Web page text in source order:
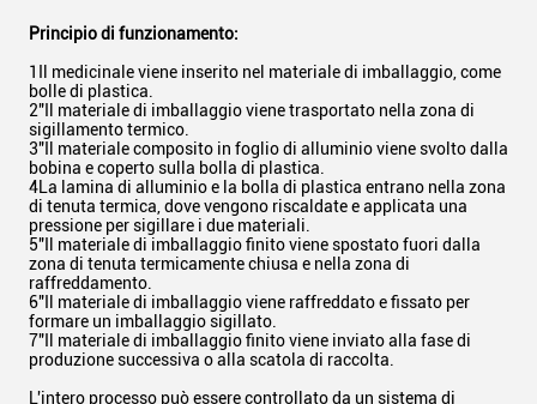
Principio di funzionamento:
1Il medicinale viene inserito nel materiale di imballaggio, come
bolle di plastica.
2"Il materiale di imballaggio viene trasportato nella zona di
sigillamento termico.
3"Il materiale composito in foglio di alluminio viene svolto dalla
bobina e coperto sulla bolla di plastica.
4La lamina di alluminio e la bolla di plastica entrano nella zona
di tenuta termica, dove vengono riscaldate e applicata una
pressione per sigillare i due materiali.
5"Il materiale di imballaggio finito viene spostato fuori dalla
zona di tenuta termicamente chiusa e nella zona di
raffreddamento.
6"Il materiale di imballaggio viene raffreddato e fissato per
formare un imballaggio sigillato.
7"Il materiale di imballaggio finito viene inviato alla fase di
produzione successiva o alla scatola di raccolta.
L'intero processo può essere controllato da un sistema di